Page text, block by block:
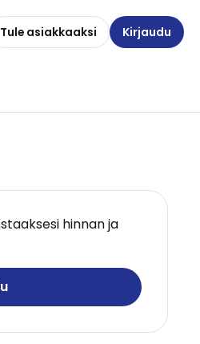
Tule asiakkaaksi Kirjaudu
hinnan ja